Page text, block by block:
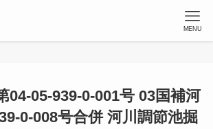
MENU
04-05-939-0-001号 03国補河
0-008号合併 河川調節池掘